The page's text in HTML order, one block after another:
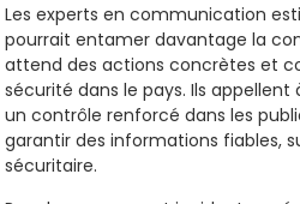
Les experts en communication
pourrait entamer davantage la
attend des actions concrètes et
sécurité dans le pays. Ils
un contrôle renforcé dans les
garantir des informations fiables,
sécuritaire.